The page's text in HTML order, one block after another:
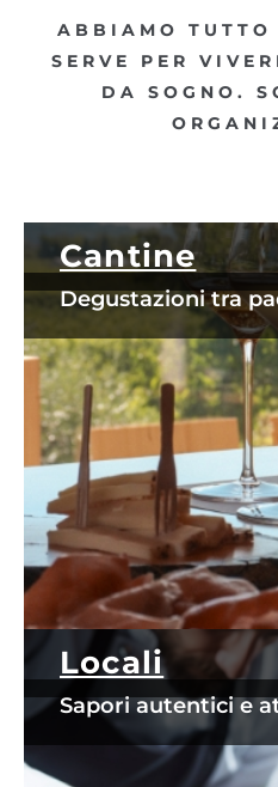
ABBIAMO TUTTO
SERVE PER
DA SOGNO.
Cantine
Degustazioni tra
Locali
Sapori autentici e